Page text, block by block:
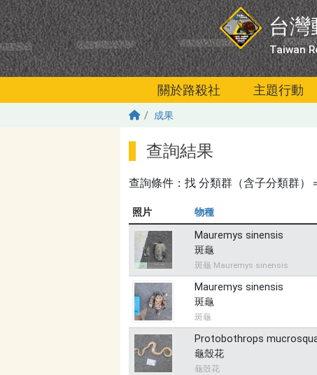
移至主內容
台灣
Taiwan
關於路殺社 主題行動
成果
查詢結果
查詢條件：找 分類群（含子分類群）
照片 物種
Mauremys sinensis
斑龜
斑龜 Mauremys sinensis
Mauremys sinensis
斑龜
斑龜
Protobothrops
龜殼花
龜殼花